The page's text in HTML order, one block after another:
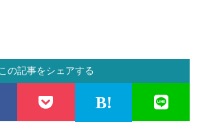
この記事をシェアする